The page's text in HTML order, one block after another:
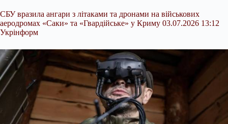
СБУ вразила ангари з літаками та дронами на військових
аеродромах «Саки» та «Гвардійське» у Криму 03.07.2026 13:12
Укрінформ